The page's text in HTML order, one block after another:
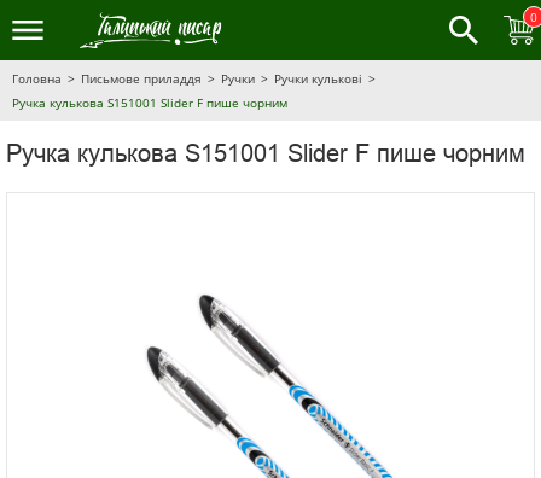
0
Головна Письмове приладдя Ручки
Ручки кулькові
Ручка кулькова S151001 Slider F пише чорним
Ручка кулькова S151001 Slider F пише чорним